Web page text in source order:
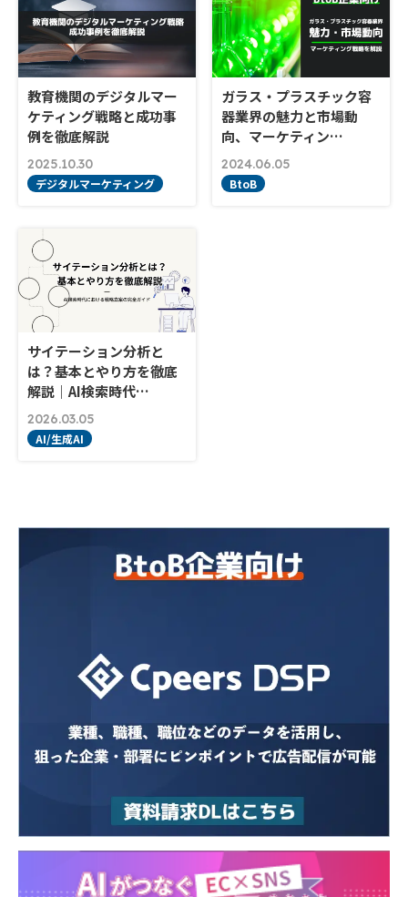
教育機関のデジタルマー
ケティング戦略と成功事
例を徹底解説
2025.10.30
デジタルマーケティング
ガラス・プラスチック容
器業界の魅力と市場動
向、マーケティン…
2024.06.05
BtoB
サイテーション分析と
は？基本とやり方を徹底
解説｜AI検索時代…
2026.03.05
AI/生成AI